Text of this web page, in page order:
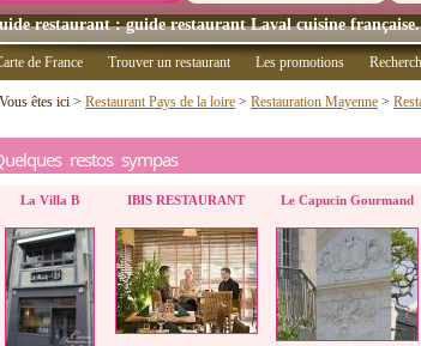
restaurant : guide restaurant Laval cuisine française.
de France Trouver un restaurant Les promotions
Vous êtes ici > Restaurant Pays de la loire > Restauration Mayenne >
restos sympas
La Villa B IBIS RESTAURANT Le Capucin Gourmand